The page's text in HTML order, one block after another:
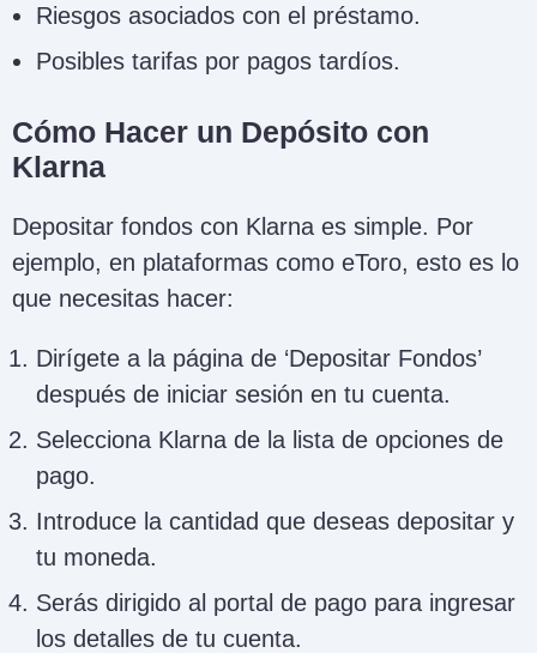
Riesgos asociados con el préstamo.
Posibles tarifas por pagos tardíos.
Cómo Hacer un Depósito con
Klarna
Depositar fondos con Klarna es simple. Por
ejemplo, en plataformas como eToro, esto es lo
que necesitas hacer:
Dirígete a la página de ‘Depositar Fondos’
después de iniciar sesión en tu cuenta.
Selecciona Klarna de la lista de opciones de
pago.
Introduce la cantidad que deseas depositar y
tu moneda.
Serás dirigido al portal de pago para ingresar
los detalles de tu cuenta.